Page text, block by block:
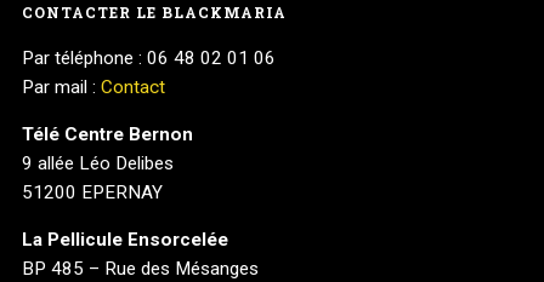
CONTACTER LE BLACKMARIA
Par téléphone : 06 48 02 01 06
Par mail : Contact
Télé Centre Bernon
9 allée Léo Delibes
51200 EPERNAY
La Pellicule Ensorcelée
BP 485 – Rue des Mésanges